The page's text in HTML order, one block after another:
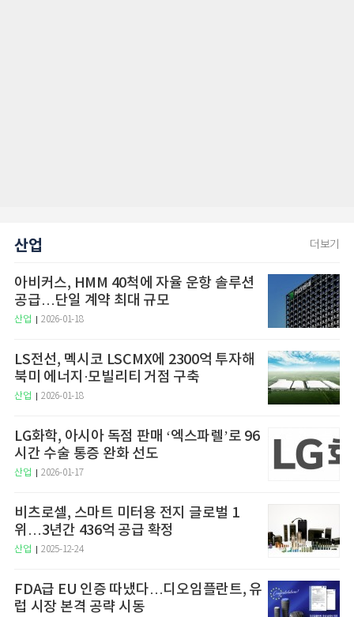
산업 더보기
아비커스, HMM 40척에 자율 운항 솔루션
공급…단일 계약 최대 규모
산업 2026-01-18
LS전선, 멕시코 LSCMX에 2300억 투자해
북미 에너지·모빌리티 거점 구축
산업 2026-01-18
LG화학, 아시아 독점 판매 ‘엑스파렐’로 96
시간 수술 통증 완화 선도
산업 2026-01-17
비츠로셀, 스마트 미터용 전지 글로벌 1
위…3년간 436억 공급 확정
산업 2025-12-24
FDA급 EU 인증 따냈다…디오임플란트, 유
럽 시장 본격 공략 시동